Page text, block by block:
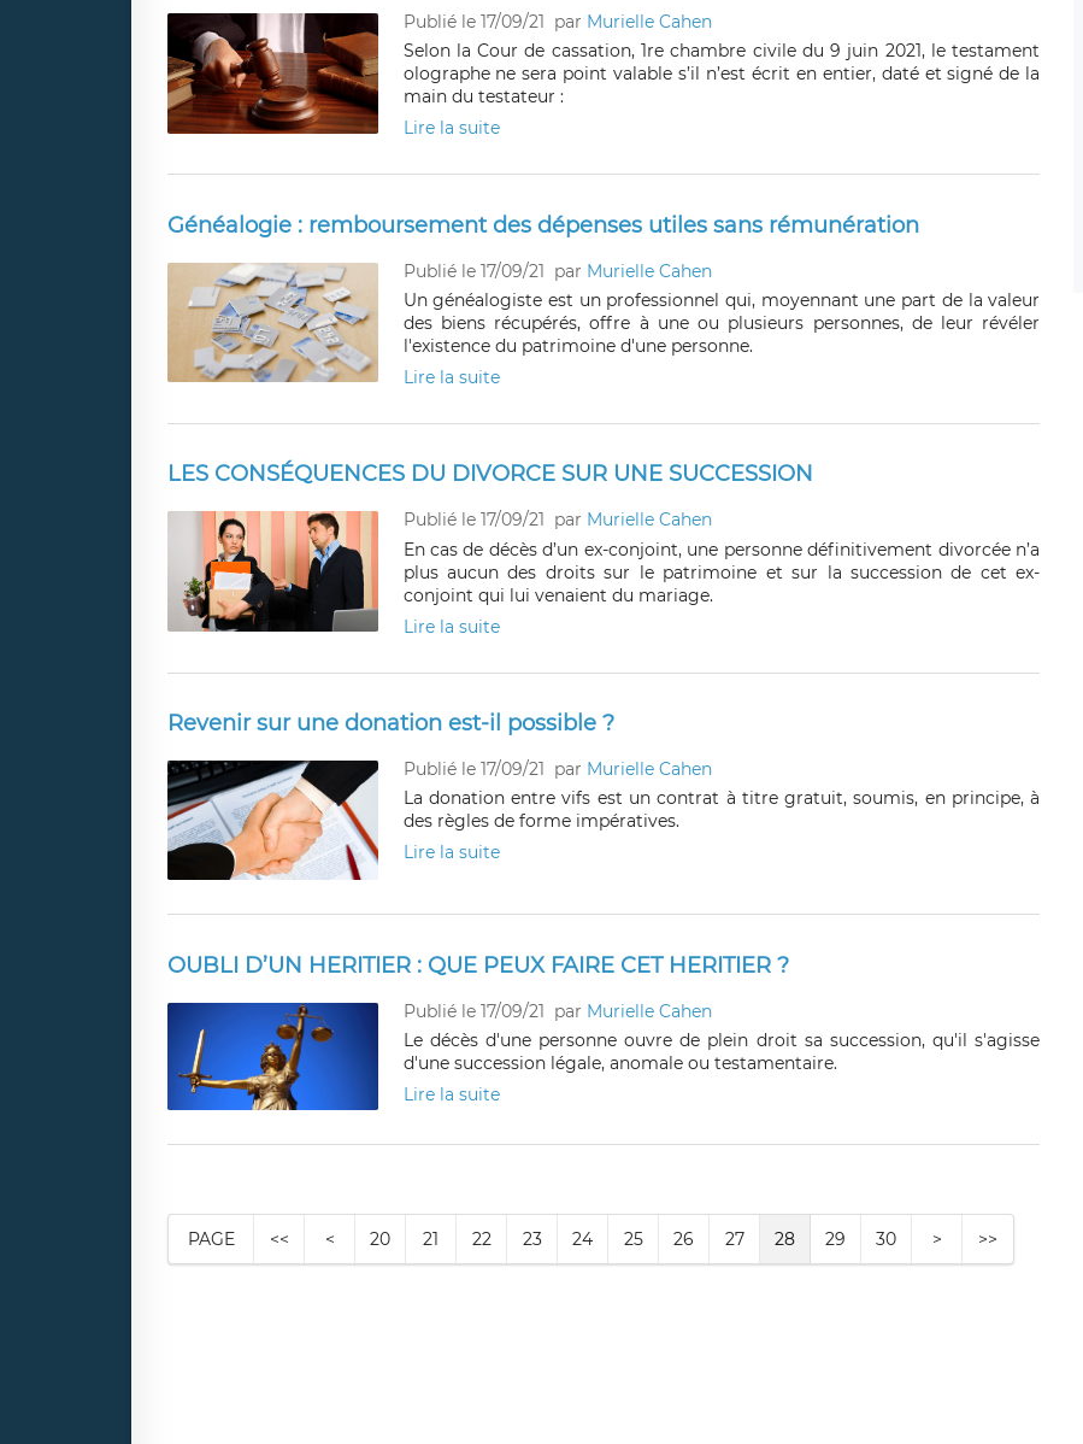
Publié le 17/09/21 par Murielle Cahen
Selon la Cour de cassation, 1re chambre civile du 9 juin 2021, le testament
olographe ne sera point valable s’il n’est écrit en entier, daté et signé de la
main du testateur :
Lire la suite
Généalogie : remboursement des dépenses utiles sans rémunération
Publié le 17/09/21 par Murielle Cahen
Un généalogiste est un professionnel qui, moyennant une part de la valeur
des biens récupérés, offre à une ou plusieurs personnes, de leur révéler
l'existence du patrimoine d'une personne.
Lire la suite
LES CONSÉQUENCES DU DIVORCE SUR UNE SUCCESSION
Publié le 17/09/21 par Murielle Cahen
En cas de décès d’un ex-conjoint, une personne définitivement divorcée n’a
plus aucun des droits sur le patrimoine et sur la succession de cet ex-
conjoint qui lui venaient du mariage.
Lire la suite
Revenir sur une donation est-il possible ?
Publié le 17/09/21 par Murielle Cahen
La donation entre vifs est un contrat à titre gratuit, soumis, en principe, à
des règles de forme impératives.
Lire la suite
OUBLI D’UN HERITIER : QUE PEUX FAIRE CET HERITIER ?
Publié le 17/09/21 par Murielle Cahen
Le décès d'une personne ouvre de plein droit sa succession, qu'il s'agisse
d'une succession légale, anomale ou testamentaire.
Lire la suite
PAGE << < 20 21 22 23 24 25 26 27 28 29 30 > >>